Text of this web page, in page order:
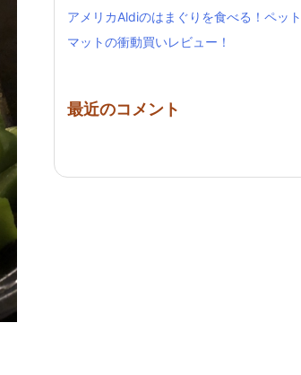
アメリカAldiのはまぐりを食べる！ペッ
マットの衝動買いレビュー！
最近のコメント